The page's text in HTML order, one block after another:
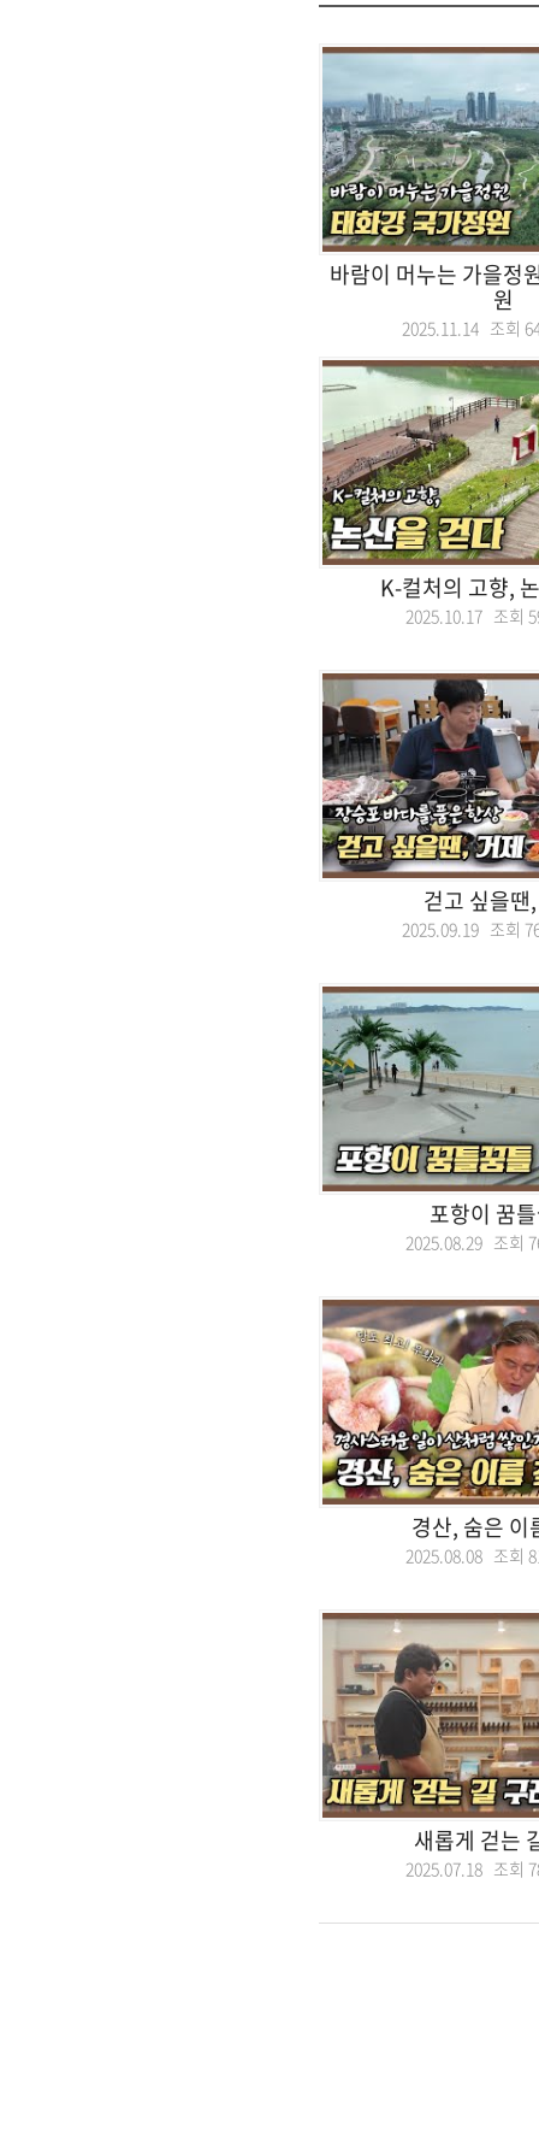
바람이 머누는 가을정
원
2025.11.14 조회
K-컬처의 고향,
2025.10.17 조회
걷고 싶을땐
2025.09.19 조회
포항이 꿈
2025.08.29 조회
경산, 숨은 이
2025.08.08 조회
새롭게 걷는
2025.07.18 조회